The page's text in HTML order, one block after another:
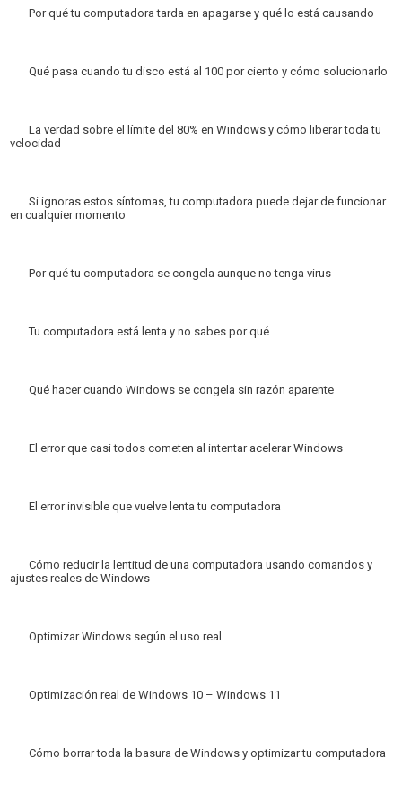
Por qué tu computadora tarda en apagarse y qué lo está causando
Qué pasa cuando tu disco está al 100 por ciento y cómo solucionarlo
La verdad sobre el límite del 80% en Windows y cómo liberar toda tu
velocidad
Si ignoras estos síntomas, tu computadora puede dejar de funcionar
en cualquier momento
Por qué tu computadora se congela aunque no tenga virus
Tu computadora está lenta y no sabes por qué
Qué hacer cuando Windows se congela sin razón aparente
El error que casi todos cometen al intentar acelerar Windows
El error invisible que vuelve lenta tu computadora
Cómo reducir la lentitud de una computadora usando comandos y
ajustes reales de Windows
Optimizar Windows según el uso real
Optimización real de Windows 10 – Windows 11
Cómo borrar toda la basura de Windows y optimizar tu computadora